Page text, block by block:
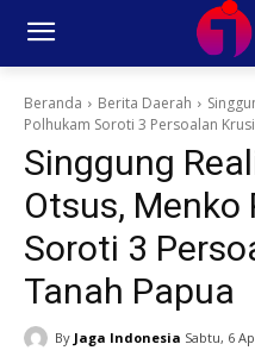
Beranda Berita Daerah
Polhukam Soroti 3 Persoalan
Singgung
Otsus, Menko
Soroti 3
Tanah Papua
By Jaga Indonesia Sabtu, 6